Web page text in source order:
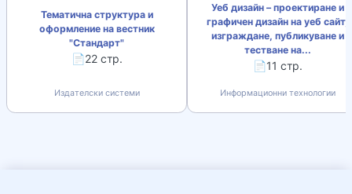
Тематична структура и
оформление на вестник
"Стандарт"
📄22 стр.
Издателски системи
Уеб дизайн – проектиране и
графичен дизайн на уеб сайт,
изграждане, публикуване и
тестване на...
📄11 стр.
Информационни технологии